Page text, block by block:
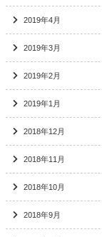
2019年4月
2019年3月
2019年2月
2019年1月
2018年12月
2018年11月
2018年10月
2018年9月